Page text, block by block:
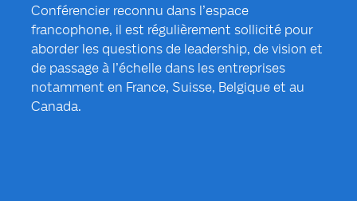
Conférencier reconnu dans l’espace
francophone, il est régulièrement sollicité pour
aborder les questions de leadership, de vision et
de passage à l’échelle dans les entreprises
notamment en France, Suisse, Belgique et au
Canada.